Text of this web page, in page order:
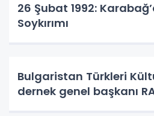
26 Şubat 1992:
Soykırımı
Bulgaristan Türkleri
dernek genel başkanı